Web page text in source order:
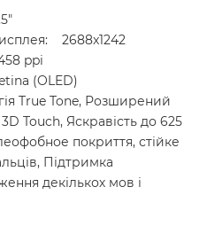
2688x1242
ppi
(OLED)
True Tone, Розширений
Touch, Яскравість до 625
покриття, стійке
Підтримка
декількох мов і